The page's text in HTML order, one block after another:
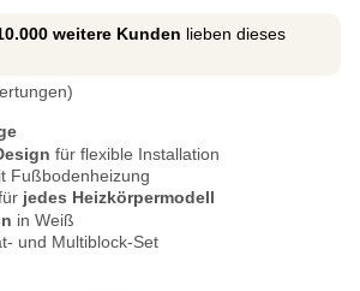
weitere Kunden lieben dieses
für flexible Installation
Fußbodenheizung
jedes Heizkörpermodell
in Weiß
und Multiblock-Set